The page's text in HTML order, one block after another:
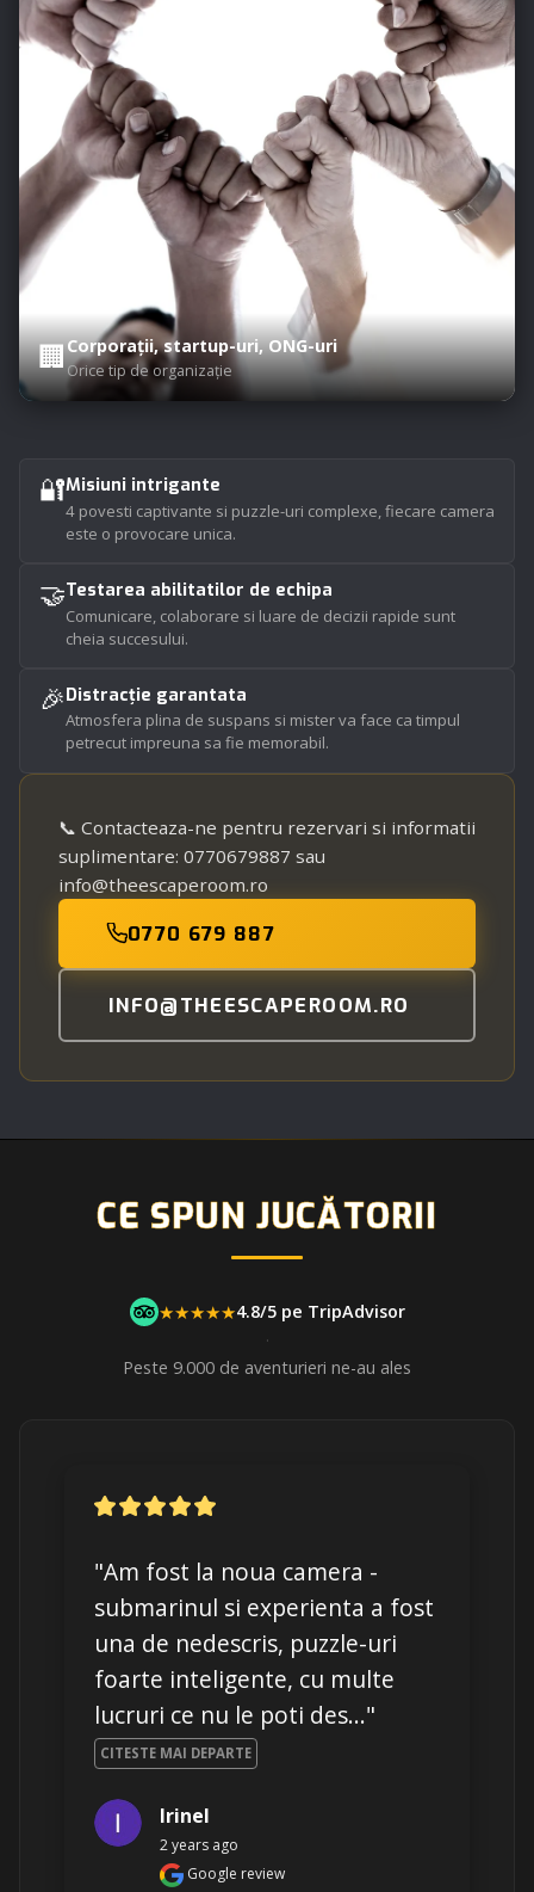
🏢Corporații, startup-uri, ONG-uri
Orice tip de organizație
🔐Misiuni intrigante
4 povesti captivante si puzzle-uri complexe, fiecare camera
este o provocare unica.
🤝Testarea abilitatilor de echipa
Comunicare, colaborare si luare de decizii rapide sunt
cheia succesului.
🎉Distracție garantata
Atmosfera plina de suspans si mister va face ca timpul
petrecut impreuna sa fie memorabil.
📞 Contacteaza-ne pentru rezervari si informatii
suplimentare: 0770679887 sau
info@theescaperoom.ro
0770 679 887
INFO@THEESCAPEROOM.RO
CE SPUN JUCĂTORII
★★★★★4.8/5 pe TripAdvisor
·
Peste 9.000 de aventurieri ne-au ales
"Am fost la noua camera -
submarinul si experienta a fost
una de nedescris, puzzle-uri
foarte inteligente, cu multe
lucruri ce nu le poti des..."
CITESTE MAI DEPARTE
Irinel
2 years ago
Google review